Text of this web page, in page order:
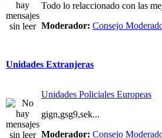
Todo lo relaccionado con las
Moderador: Consejo
Unidades Extranjeras
Unidades Policiales Europeas
gign,gsg9,sek...
Moderador: Consejo